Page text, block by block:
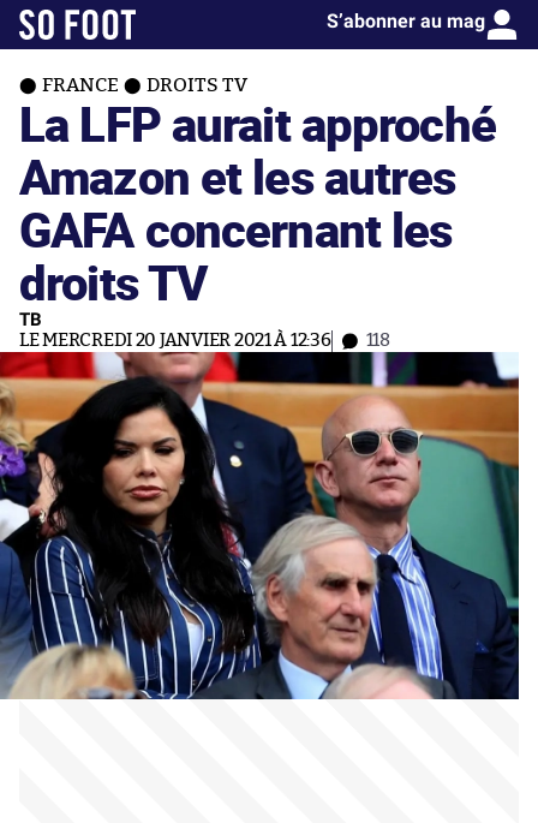
S’abonner au mag
FRANCE DROITS TV
La LFP aurait approché
Amazon et les autres
GAFA concernant les
droits TV
TB
LE MERCREDI 20 JANVIER 2021 À 12:36 118